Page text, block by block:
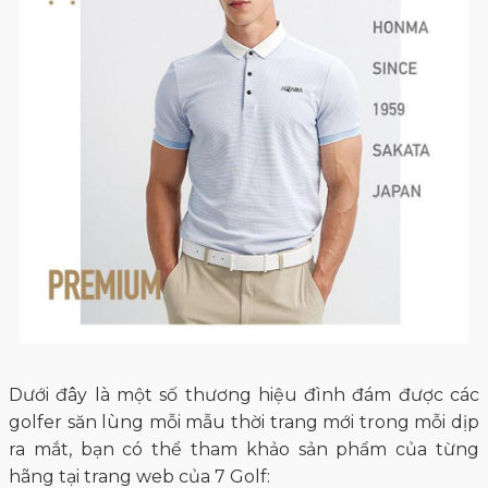
Dưới đây là một số thương hiệu đình đám được các
golfer săn lùng mỗi mẫu thời trang mới trong mỗi dịp
ra mắt, bạn có thể tham khảo sản phẩm của từng
hãng tại trang web của 7 Golf: